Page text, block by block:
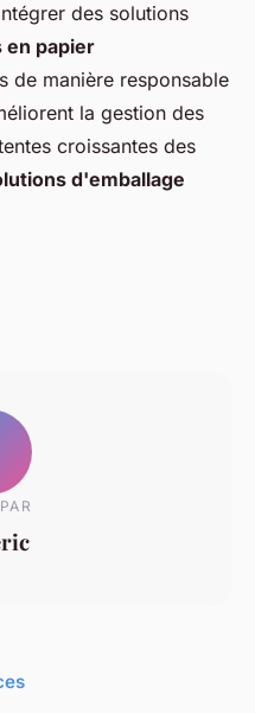
des solutions
en papier
de manière responsable
la gestion des
croissantes des
d'emballage